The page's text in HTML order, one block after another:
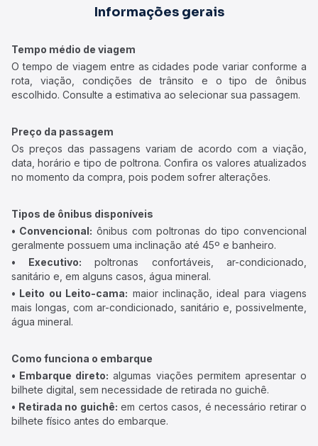
Informações gerais
Tempo médio de viagem
O tempo de viagem entre as cidades pode variar conforme a
rota, viação, condições de trânsito e o tipo de ônibus
escolhido. Consulte a estimativa ao selecionar sua passagem.
Preço da passagem
Os preços das passagens variam de acordo com a viação,
data, horário e tipo de poltrona. Confira os valores atualizados
no momento da compra, pois podem sofrer alterações.
Tipos de ônibus disponíveis
• Convencional: ônibus com poltronas do tipo convencional
geralmente possuem uma inclinação até 45º e banheiro.
• Executivo: poltronas confortáveis, ar-condicionado,
sanitário e, em alguns casos, água mineral.
• Leito ou Leito-cama: maior inclinação, ideal para viagens
mais longas, com ar-condicionado, sanitário e, possivelmente,
água mineral.
Como funciona o embarque
• Embarque direto: algumas viações permitem apresentar o
bilhete digital, sem necessidade de retirada no guichê.
• Retirada no guichê: em certos casos, é necessário retirar o
bilhete físico antes do embarque.